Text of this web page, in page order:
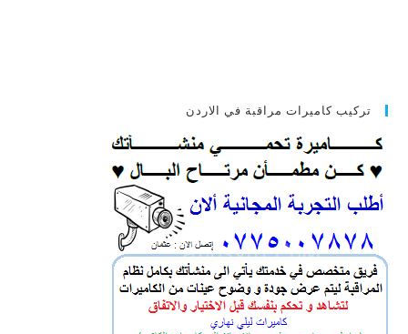
تركيب كاميرات مراقبة في الاردن